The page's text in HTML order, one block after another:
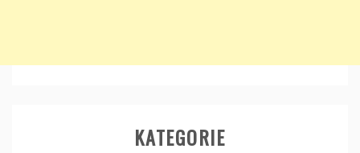
KATEGORIE